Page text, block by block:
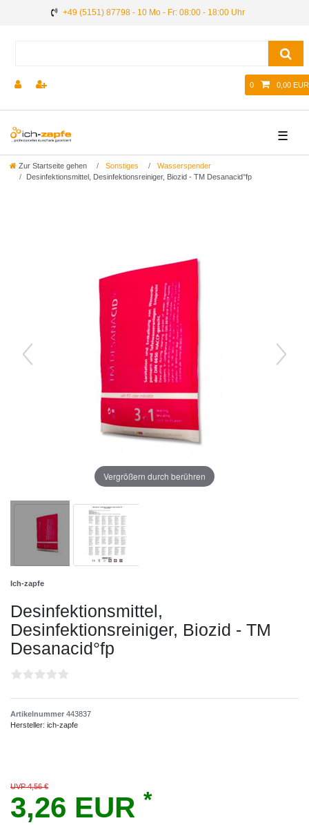
+49 (5151) 87798 - 10 Mo - Fr: 08:00 - 18:00 Uhr
0 0,00 EUR
☰
Zur Startseite gehen Sonstiges
Wasserspender
Desinfektionsmittel, Desinfektionsreiniger, Biozid - TM Desanacid°fp
Vergrößern durch berühren
Ich-zapfe
Desinfektionsmittel,
Desinfektionsreiniger, Biozid - TM
Desanacid°fp
Artikelnummer 443837
Hersteller: ich-zapfe
UVP 4,56 €
3,26 EUR *